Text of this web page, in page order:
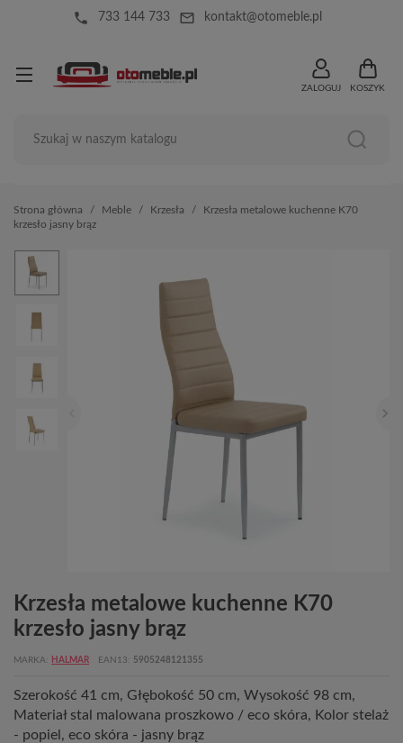
local_phone 733 144 733 mail_outline kontakt@otomeble.pl
ZALOGUJ KOSZYK
Strona główna Meble Krzesła
Krzesła metalowe kuchenne K70
krzesło jasny brąz
Krzesła metalowe kuchenne K70
krzesło jasny brąz
MARKA HALMAR EAN13 5905248121355
Szerokość 41 cm, Głębokość 50 cm, Wysokość 98 cm,
Materiał stal malowana proszkowo / eco skóra, Kolor stelaż
- popiel, eco skóra - jasny brąz